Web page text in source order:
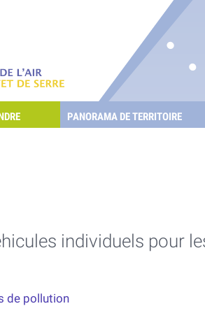
Environnement
Pollution de l'air & gaz à effet de serre
DE SERRE ?
PANORAMA DE TERRITOIRE
individuels pour
de pollution